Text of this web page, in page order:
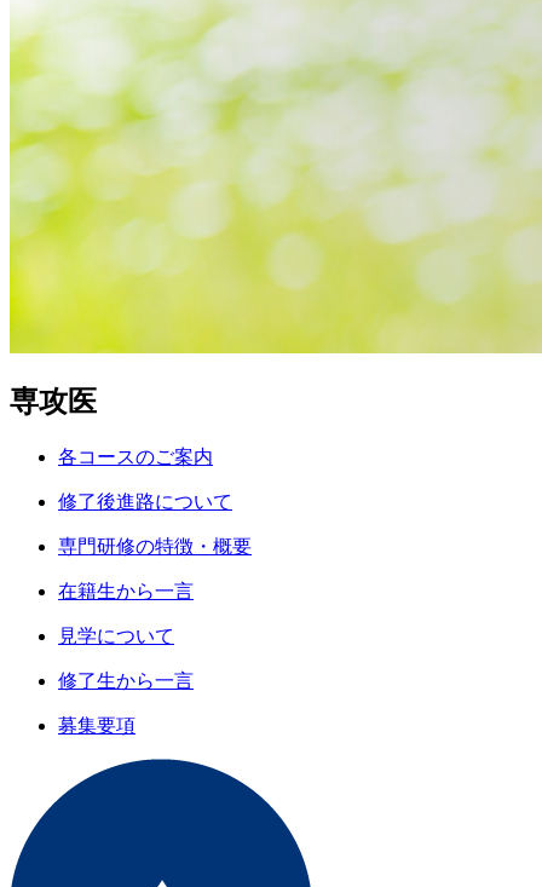
専攻医
各コースのご案内
修了後進路について
専門研修の特徴・概要
在籍生から一言
見学について
修了生から一言
募集要項